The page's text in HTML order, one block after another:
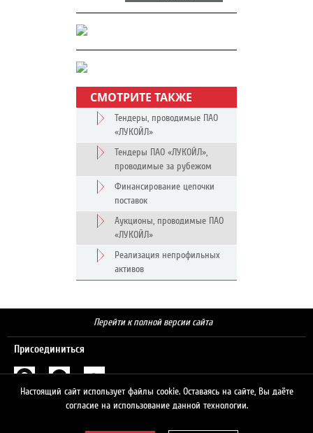
СМОТРИТЕ ТАКЖЕ
Тендеры, проводимые ПАО
«ЛУКОЙЛ»
Тендеры ПАО «ЛУКОЙЛ»,
проводимые за рубежом
Финансирование цепочки
поставок
Аукционы, проводимые ПАО
«ЛУКОЙЛ»
Реализация непрофильных
активов
Перейти к полной версии сайта
Присоединиться
Настоящий сайт использует файлы cookie. Оставаясь на сайте, Вы даёте
согласие на использование данной технологии.